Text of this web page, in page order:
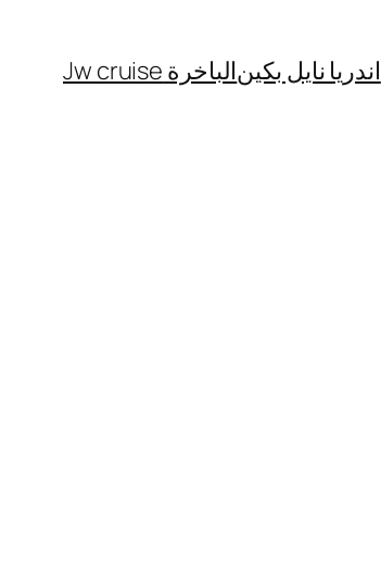
اندريا نايل بكينالباخرة Jw cruise